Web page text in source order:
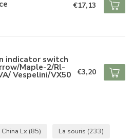
€17,13
indicator switch
Maple-2/Rl-
Vespelini/VX50 €3,20
China Lx (85) La souris (233)